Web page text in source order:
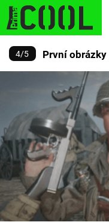
Trendy: STARHOUSE
PLNEJ KOTEL
Témata
Filmy
4/5 První obrázky